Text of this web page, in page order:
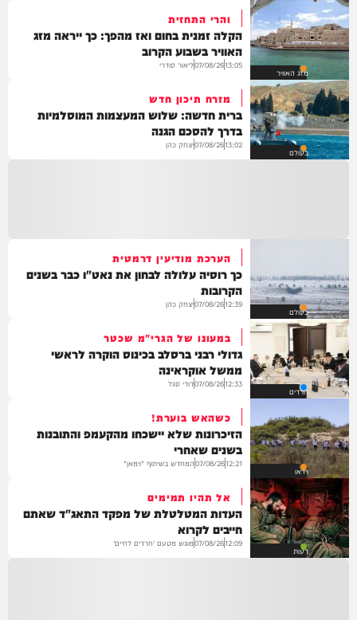
מזג האוויר
והרי התחזית
הקלה זמנית בחום ואז מהפך: כך ייראה מזג
האוויר בשבוע הקרוב
13:05
07/08/26ליאור סודרי
בעולם
מזרח תיכון חדש
ברית חדשה: שלוש המעצמות המוסלמיות
בדרך להסכם הגנה
13:02
07/08/26יצחק כהן
בעולם
הערכת מודיעין דרמטית
כך רוסיה עלולה לבחון את נאט"ו כבר בשנים
הקרובות
12:39
07/08/26יצחק כהן
חרדים
במעונו של הגרי"מ שכטר
גדולי רבני ברסלב בכינוס הוקרה לראשי
ממשל אוקראינה
12:33
07/08/26דודי סגל
וידאו
כשהאש בוערת!
הזיכרונות שלא יישכחו מהקעמפ והתובנות
בשנים שאחרי
12:21
07/08/26המחדש בשיתוף "וימאן"
דעות
אל תהיו תמימים
העדות המטלטלת של מפקד התאג"ד שאתם
חייבים לקרוא
12:09
07/08/26מוגש מטעם 'חרדים לחיים'